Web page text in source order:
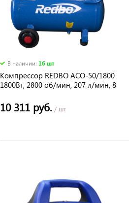
В наличии: 16 шт
Компрессор REDBO ACO-50/1800
1800Вт, 2800 об/мин, 207 л/мин, 8
10 311 руб. / шт